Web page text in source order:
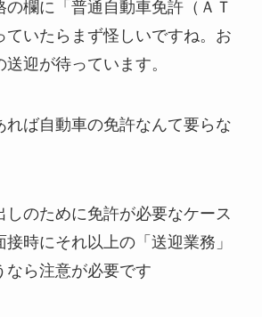
の欄に「普通自動車免許（ＡＴ
ていたらまず怪しいですね。お
迎が待っています。
れば自動車の免許なんて要らな
しのために免許が必要なケース
時にそれ以上の「送迎業務」
なら注意が必要です